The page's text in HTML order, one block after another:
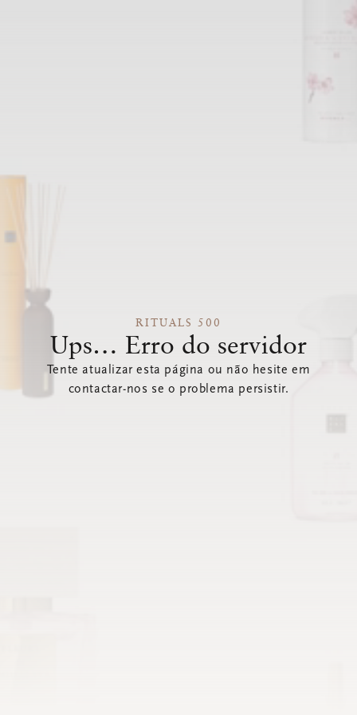
RITUALS 500
Ups… Erro do servidor
Tente atualizar esta página ou não hesite em
contactar-nos se o problema persistir.